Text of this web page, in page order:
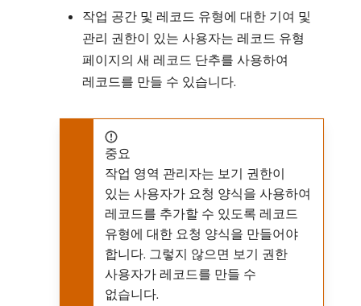
작업 공간 및 레코드 유형에 대한 기여 및
관리 권한이 있는 사용자는 레코드 유형
페이지의 새 레코드 단추를 사용하여
레코드를 만들 수 있습니다.
중요
작업 영역 관리자는 보기 권한이
있는 사용자가 요청 양식을 사용하여
레코드를 추가할 수 있도록 레코드
유형에 대한 요청 양식을 만들어야
합니다. 그렇지 않으면 보기 권한
사용자가 레코드를 만들 수
없습니다.